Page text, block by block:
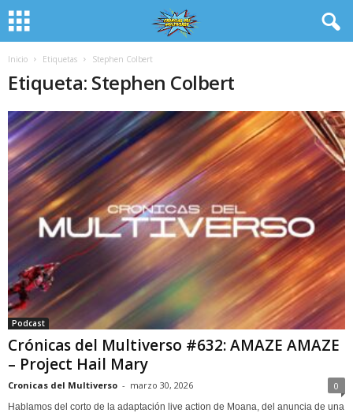
Inicio Etiquetas Stephen Colbert
Etiqueta: Stephen Colbert
Podcast
Crónicas del Multiverso #632: AMAZE AMAZE
– Project Hail Mary
Cronicas del Multiverso - marzo 30, 2026 0
Hablamos del corto de la adaptación live action de Moana, del anuncia de una